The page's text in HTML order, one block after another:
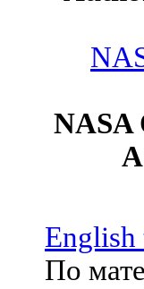
NASA
English
По